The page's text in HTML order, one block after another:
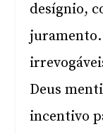
desígnio,
Deus
incentivo